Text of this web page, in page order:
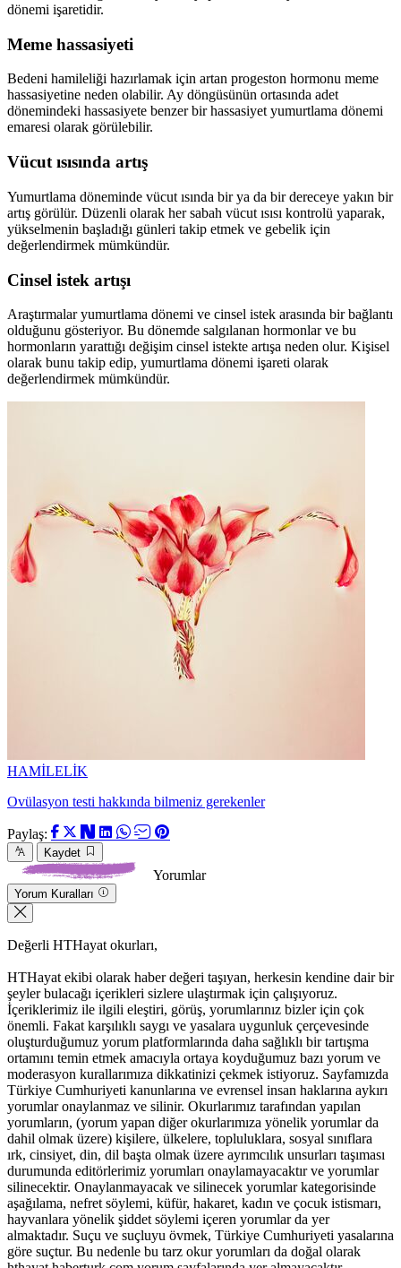
dönemi işaretidir.
Meme hassasiyeti
Bedeni hamileliği hazırlamak için artan progeston hormonu meme
hassasiyetine neden olabilir. Ay döngüsünün ortasında adet
dönemindeki hassasiyete benzer bir hassasiyet yumurtlama dönemi
emaresi olarak görülebilir.
Vücut ısısında artış
Yumurtlama döneminde vücut ısında bir ya da bir dereceye yakın bir
artış görülür. Düzenli olarak her sabah vücut ısısı kontrolü yaparak,
yükselmenin başladığı günleri takip etmek ve gebelik için
değerlendirmek mümkündür.
Cinsel istek artışı
Araştırmalar yumurtlama dönemi ve cinsel istek arasında bir bağlantı
olduğunu gösteriyor. Bu dönemde salgılanan hormonlar ve bu
hormonların yarattığı değişim cinsel istekte artışa neden olur. Kişisel
olarak bunu takip edip, yumurtlama dönemi işareti olarak
değerlendirmek mümkündür.
HAMİLELİK
Ovülasyon testi hakkında bilmeniz gerekenler
Paylaş:
Kaydet
Yorumlar
Yorum Kuralları
Değerli HTHayat okurları,
HTHayat ekibi olarak haber değeri taşıyan, herkesin kendine dair bir
şeyler bulacağı içerikleri sizlere ulaştırmak için çalışıyoruz.
İçeriklerimiz ile ilgili eleştiri, görüş, yorumlarınız bizler için çok
önemli. Fakat karşılıklı saygı ve yasalara uygunluk çerçevesinde
oluşturduğumuz yorum platformlarında daha sağlıklı bir tartışma
ortamını temin etmek amacıyla ortaya koyduğumuz bazı yorum ve
moderasyon kurallarımıza dikkatinizi çekmek istiyoruz. Sayfamızda
Türkiye Cumhuriyeti kanunlarına ve evrensel insan haklarına aykırı
yorumlar onaylanmaz ve silinir. Okurlarımız tarafından yapılan
yorumların, (yorum yapan diğer okurlarımıza yönelik yorumlar da
dahil olmak üzere) kişilere, ülkelere, topluluklara, sosyal sınıflara
ırk, cinsiyet, din, dil başta olmak üzere ayrımcılık unsurları taşıması
durumunda editörlerimiz yorumları onaylamayacaktır ve yorumlar
silinecektir. Onaylanmayacak ve silinecek yorumlar kategorisinde
aşağılama, nefret söylemi, küfür, hakaret, kadın ve çocuk istismarı,
hayvanlara yönelik şiddet söylemi içeren yorumlar da yer
almaktadır. Suçu ve suçluyu övmek, Türkiye Cumhuriyeti yasalarına
göre suçtur. Bu nedenle bu tarz okur yorumları da doğal olarak